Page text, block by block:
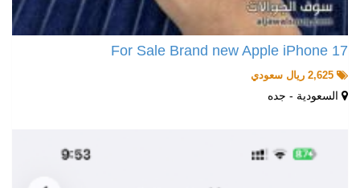
For Sale Brand new Apple iPhone 17
السعودية - جده